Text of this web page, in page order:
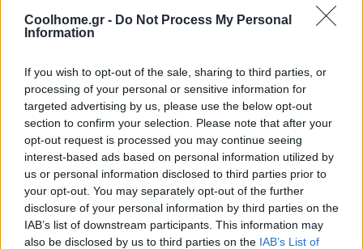
Coolhome.gr - Do Not Process My Personal
Information
If you wish to opt-out of the sale, sharing to third parties, or
processing of your personal or sensitive information for
targeted advertising by us, please use the below opt-out
section to confirm your selection. Please note that after your
opt-out request is processed you may continue seeing
interest-based ads based on personal information utilized by
us or personal information disclosed to third parties prior to
your opt-out. You may separately opt-out of the further
disclosure of your personal information by third parties on the
IAB’s list of downstream participants. This information may
also be disclosed by us to third parties on the IAB’s List of